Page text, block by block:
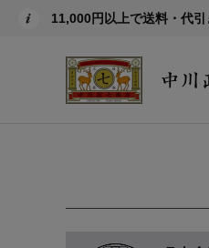
11,000円以上で送料・代